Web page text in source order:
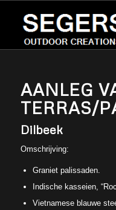
AANLEG
TERRAS/
Dilbeek
Omschrijving:
Graniet palissaden.
Indische kasseien,
Vietnamese blauwe